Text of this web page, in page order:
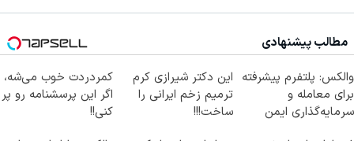
مطالب پیشنهادی
والکس: پلتفرم پیشرفته
برای معامله و
سرمایه‌گذاری ایمن
این دکتر شیرازی کرم
ترمیم زخم ایرانی را
ساخت!!!
کمردردت خوب می‌شه،
اگر این پرسشنامه رو پر
کنی!!